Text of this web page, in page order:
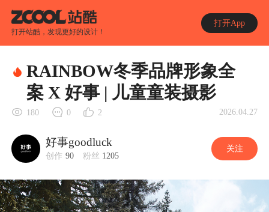
打开站酷，发现更好的设计！
打开App
RAINBOW冬季品牌形象全
案 X 好事 | 儿童童装摄影
180 0 2 2026.04.27
好事goodluck
创作 90 粉丝 1205
关注